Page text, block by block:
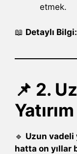
etmek.
📖 Detaylı Bilgi:
📌 2.
🔹 Uzun vadeli
hatta on yıllar